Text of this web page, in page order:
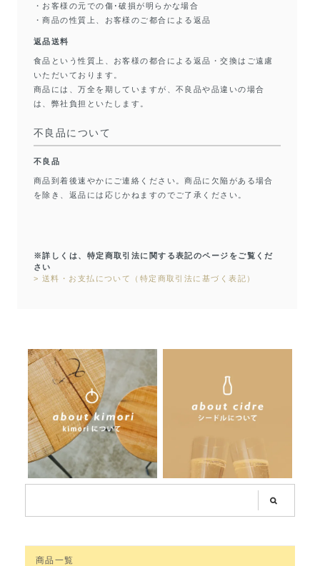
・お客様の元での傷･破損が明らかな場合
・商品の性質上、お客様のご都合による返品
返品送料
食品という性質上、お客様の都合による返品・交換はご遠慮
いただいております。
商品には、万全を期していますが、不良品や品違いの場合
は、弊社負担といたします。
不良品について
不良品
商品到着後速やかにご連絡ください。商品に欠陥がある場合
を除き、返品には応じかねますのでご了承ください。
※詳しくは、特定商取引法に関する表記のページをご覧くだ
さい
> 送料・お支払について（特定商取引法に基づく表記）
商品一覧